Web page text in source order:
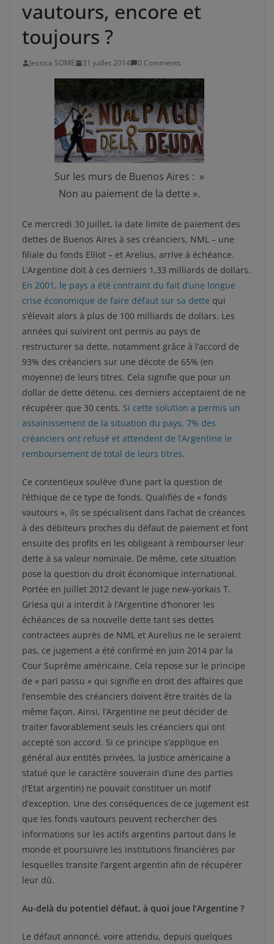
vautours, encore et
toujours ?
Jessica SOME 31 juillet 2014 0 Comments
Sur les murs de Buenos Aires : »
Non au paiement de la dette ».
Ce mercredi 30 juillet, la date limite de paiement des
dettes de Buenos Aires à ses créanciers, NML – une
filiale du fonds Elliot – et Arelius, arrive à échéance.
L’Argentine doit à ces derniers 1,33 milliards de dollars.
En 2001, le pays a été contraint du fait d’une longue
crise économique de faire défaut sur sa dette qui
s’élevait alors à plus de 100 milliards de dollars. Les
années qui suivirent ont permis au pays de
restructurer sa dette, notamment grâce à l’accord de
93% des créanciers sur une décote de 65% (en
moyenne) de leurs titres. Cela signifie que pour un
dollar de dette détenu, ces derniers acceptaient de ne
récupérer que 30 cents. Si cette solution a permis un
assainissement de la situation du pays, 7% des
créanciers ont refusé et attendent de l’Argentine le
remboursement de total de leurs titres.
Ce contentieux soulève d’une part la question de
l’éthique de ce type de fonds. Qualifiés de « fonds
vautours », ils se spécialisent dans l’achat de créances
à des débiteurs proches du défaut de paiement et font
ensuite des profits en les obligeant à rembourser leur
dette à sa valeur nominale. De même, cete situation
pose la question du droit économique international.
Portée en juillet 2012 devant le juge new-yorkais T.
Griesa qui a interdit à l’Argentine d’honorer les
échéances de sa nouvelle dette tant ses dettes
contractées auprès de NML et Aurelius ne le seraient
pas, ce jugement a été confirmé en juin 2014 par la
Cour Suprême américaine. Cela repose sur le principe
de « pari passu » qui signifie en droit des affaires que
l’ensemble des créanciers doivent être traités de la
même façon. Ainsi, l’Argentine ne peut décider de
traiter favorablement seuls les créanciers qui ont
accepté son accord. Si ce principe s’applique en
général aux entités privées, la justice américaine a
statué que le caractère souverain d’une des parties
(l’Etat argentin) ne pouvait constituer un motif
d’exception. Une des conséquences de ce jugement est
que les fonds vautours peuvent rechercher des
informations sur les actifs argentins partout dans le
monde et poursuivre les institutions financières par
lesquelles transite l’argent argentin afin de récupérer
leur dû.
Au-delà du potentiel défaut, à quoi joue l’Argentine ?
Le défaut annoncé, voire attendu, depuis quelques